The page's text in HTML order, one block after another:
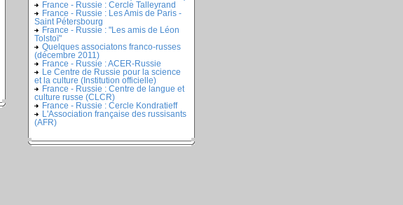
France - Russie : Cercle Talleyrand
France - Russie : Les Amis de Paris -
Saint Pétersbourg
France - Russie : "Les amis de Léon
Tolstoï"
Quelques associatons franco-russes
(décembre 2011)
France - Russie : ACER-Russie
Le Centre de Russie pour la science
et la culture (Institution officielle)
France - Russie : Centre de langue et
culture russe (CLCR)
France - Russie : Cercle Kondratieff
L'Association française des russisants
(AFR)